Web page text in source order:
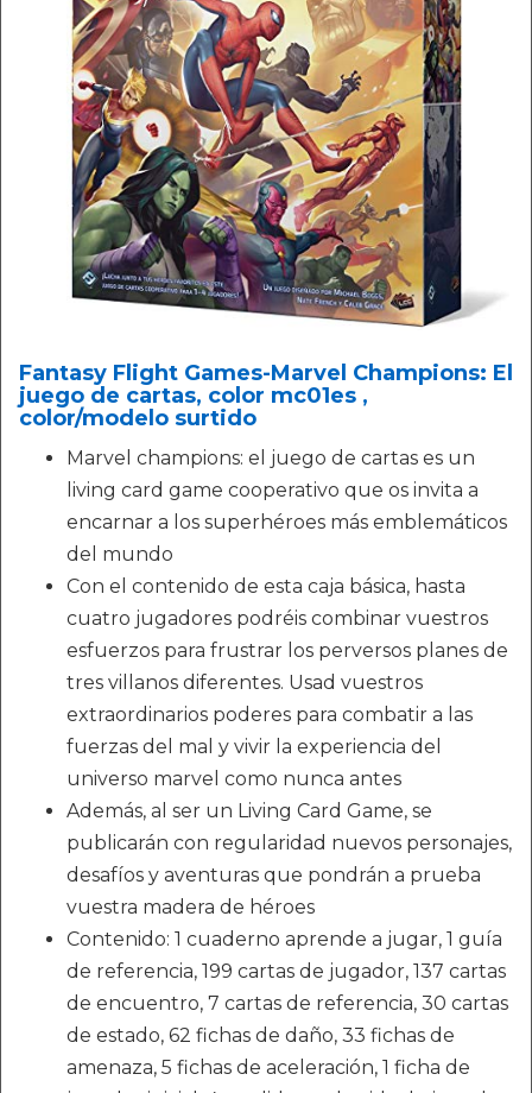
Fantasy Flight Games-Marvel Champions: El
juego de cartas, color mc01es ,
color/modelo surtido
Marvel champions: el juego de cartas es un
living card game cooperativo que os invita a
encarnar a los superhéroes más emblemáticos
del mundo
Con el contenido de esta caja básica, hasta
cuatro jugadores podréis combinar vuestros
esfuerzos para frustrar los perversos planes de
tres villanos diferentes. Usad vuestros
extraordinarios poderes para combatir a las
fuerzas del mal y vivir la experiencia del
universo marvel como nunca antes
Además, al ser un Living Card Game, se
publicarán con regularidad nuevos personajes,
desafíos y aventuras que pondrán a prueba
vuestra madera de héroes
Contenido: 1 cuaderno aprende a jugar, 1 guía
de referencia, 199 cartas de jugador, 137 cartas
de encuentro, 7 cartas de referencia, 30 cartas
de estado, 62 fichas de daño, 33 fichas de
amenaza, 5 fichas de aceleración, 1 ficha de